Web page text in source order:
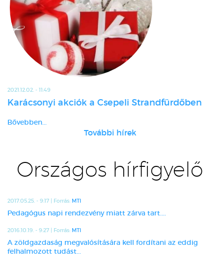
2021.12.02. - 11:49
Karácsonyi akciók a Csepeli Strandfürdőben
Bővebben...
További hírek
Országos hírfigyelő
2017.05.25. - 9:17 | Forrás: MTI
Pedagógus napi rendezvény miatt zárva tart....
2016.10.19. - 9:27 | Forrás: MTI
A zöldgazdaság megvalósítására kell fordítani az eddig
felhalmozott tudást...